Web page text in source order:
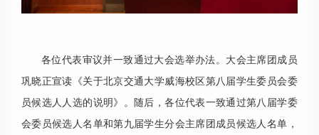
各位代表审议并一致通过大会选举办法。大会主席团成员
巩晓正宣读《关于北京交通大学威海校区第八届学生委员会委
员候选人人选的说明》。随后，各位代表一致通过第八届学委
会委员候选人名单和第九届学生分会主席团成员候选人名单，